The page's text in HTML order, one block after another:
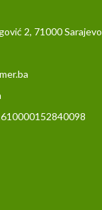
2, 71000 Sarajevo